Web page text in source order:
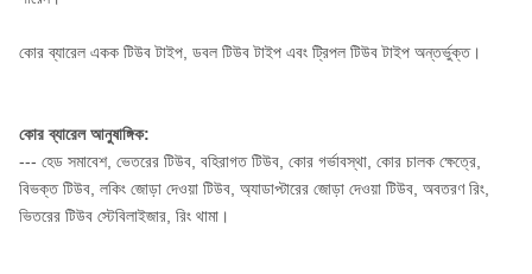
কোর ব্যারেল একক টিউব টাইপ, ডবল টিউব টাইপ এবং ট্রিপল টিউব টাইপ অন্তর্ভুক্ত।
কোর ব্যারেল আনুষাঙ্গিক:
--- হেড সমাবেশ, ভেতরের টিউব, বহিরাগত টিউব, কোর গর্ভাবস্থা, কোর চালক ক্ষেত্রে,
বিভক্ত টিউব, লকিং জোড়া দেওয়া টিউব, অ্যাডাপ্টারের জোড়া দেওয়া টিউব, অবতরণ রিং,
ভিতরের টিউব স্টেবিলাইজার, রিং থামা।